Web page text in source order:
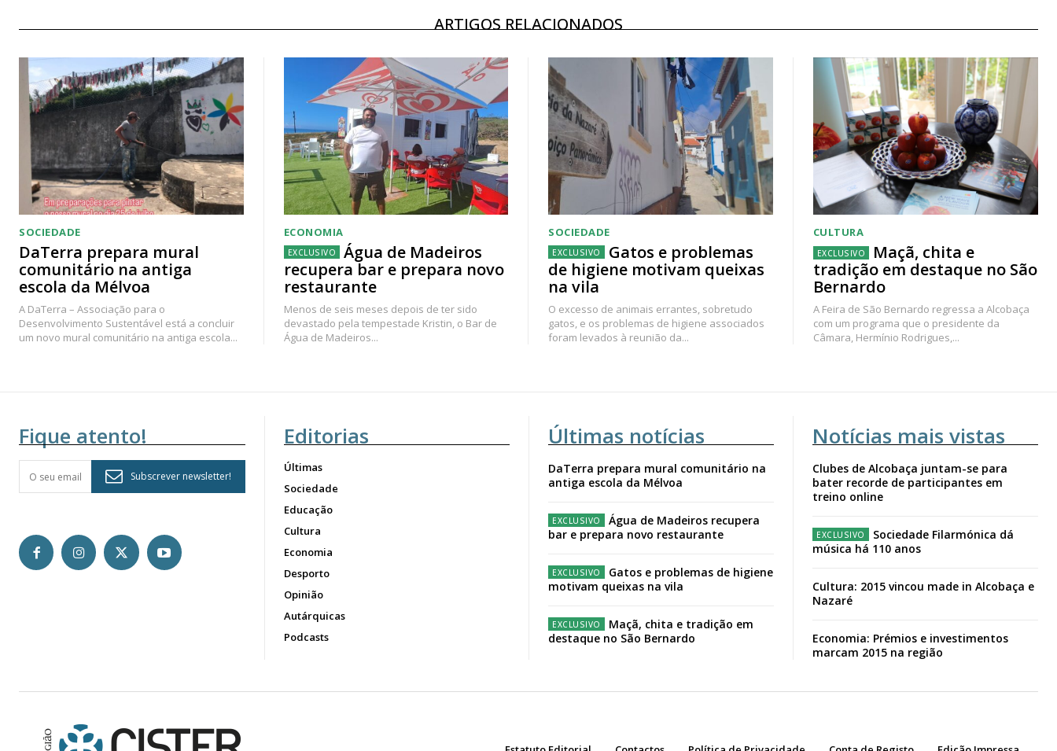
ARTIGOS RELACIONADOS
SOCIEDADE
DaTerra prepara mural
comunitário na antiga
escola da Mélvoa
A DaTerra – Associação para o
Desenvolvimento Sustentável está a concluir
um novo mural comunitário na antiga escola...
ECONOMIA
Água de Madeiros
recupera bar e prepara novo
restaurante
Menos de seis meses depois de ter sido
devastado pela tempestade Kristin, o Bar de
Água de Madeiros...
SOCIEDADE
Gatos e problemas
de higiene motivam queixas
na vila
O excesso de animais errantes, sobretudo
gatos, e os problemas de higiene associados
foram levados à reunião da...
CULTURA
Maçã, chita e
tradição em destaque no São
Bernardo
A Feira de São Bernardo regressa a Alcobaça
com um programa que o presidente da
Câmara, Hermínio Rodrigues,...
Fique atento!
Subscrever newsletter!
Editorias
Últimas
Sociedade
Educação
Cultura
Economia
Desporto
Opinião
Autárquicas
Podcasts
Últimas notícias
DaTerra prepara mural comunitário na
antiga escola da Mélvoa
Água de Madeiros recupera
bar e prepara novo restaurante
Gatos e problemas de higiene
motivam queixas na vila
Maçã, chita e tradição em
destaque no São Bernardo
Notícias mais vistas
Clubes de Alcobaça juntam-se para
bater recorde de participantes em
treino online
Sociedade Filarmónica dá
música há 110 anos
Cultura: 2015 vincou made in Alcobaça e
Nazaré
Economia: Prémios e investimentos
marcam 2015 na região